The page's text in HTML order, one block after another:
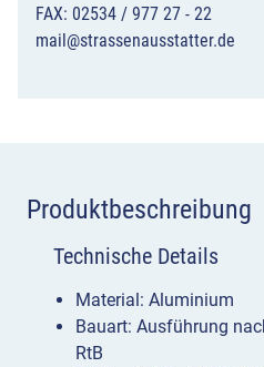
FAX: 02534 / 977 27 - 22
mail@strassenausstatter.de
Produktbeschreibung
Technische Details
Material: Aluminium
Bauart: Ausführung
RtB